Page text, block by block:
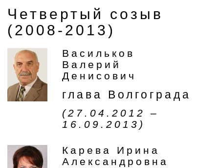
Четвертый созыв
(2008-2013)
Васильков
Валерий
Денисович
глава Волгограда
(27.04.2012 –
16.09.2013)
Карева Ирина
Александровна